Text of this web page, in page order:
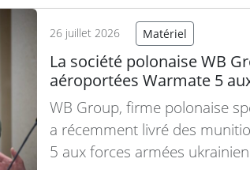
26 juillet 2026 Matériel
La société polonaise WB
aéroportées Warmate 5
WB Group, firme polonaise
a récemment livré des
5 aux forces armées